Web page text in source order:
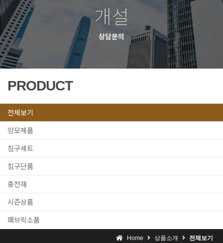
개설
상담문의
PRODUCT
전체보기
양모제품
침구세트
침구단품
충전재
시즌상품
패브릭소품
Home 상품소개 전체보기